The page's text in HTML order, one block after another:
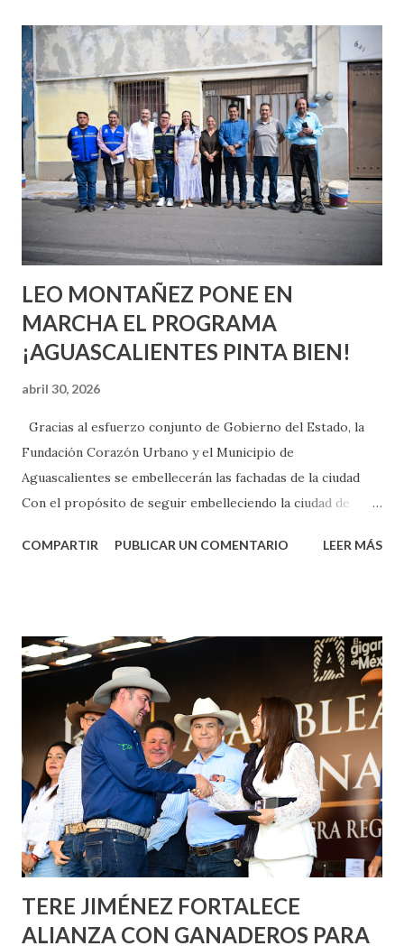
conoces ni la mitad de lo que deberías saber. Pero incluso
quienes ya han tenido relaciones sexuales no son expertos
o expertas en el tema. Siempre hay algo nuevo que
aprender y nuevas experiencias que conocer. Si eres una
chica y aún no has tenido relaciones sexuales, tal vez
pienses que el sexo será increíble y no puedas esperar para
experimentarlo, pero como cualquier persona con
experiencia te dirá, siempre es mejor cuando ambas partes
son suficientemen...
LEO MONTAÑEZ PONE EN
MARCHA EL PROGRAMA
¡AGUASCALIENTES PINTA BIEN!
abril 30, 2026
Gracias al esfuerzo conjunto de Gobierno del Estado, la
Fundación Corazón Urbano y el Municipio de
Aguascalientes se embellecerán las fachadas de la ciudad
Con el propósito de seguir embelleciendo la ciudad de
municipal, Leo Montañez dio inicio al programa
Corazón Urbano y el Municipio capital. Leo Montañez
informó que en este programa se usarán cerca de 90 mil
metros cuadrados de pintura, para dar inicio en la calle
Nieto, entre Jesús F. Elizondo y la calle 22 de Octubre, con
lo que se aplicará pintura en 66 casas. Posteriormente se
llevará este programa a Villas de Nuestra Señora de la
Asunción, Avenida Alameda y Decreto 27 de Septiembre, en
los edificios FOVISSSTE Ojo de Agua, en la comunidad
Norias de Paso Hondo y en los edificios de...
COMPARTIR PUBLICAR UN COMENTARIO LEER MÁS
TERE JIMÉNEZ FORTALECE
ALIANZA CON GANADEROS PARA